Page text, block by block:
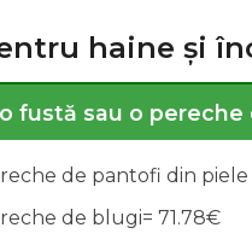
haine și
fustă sau o pereche
de pantofi din
de blugi= 71.78€